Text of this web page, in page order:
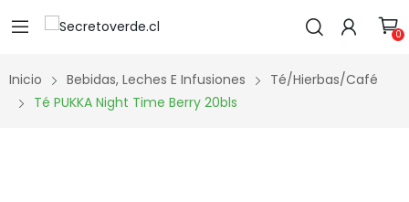
0
Inicio Bebidas, Leches E Infusiones
Té/Hierbas/Café
Té PUKKA Night Time Berry 20bls